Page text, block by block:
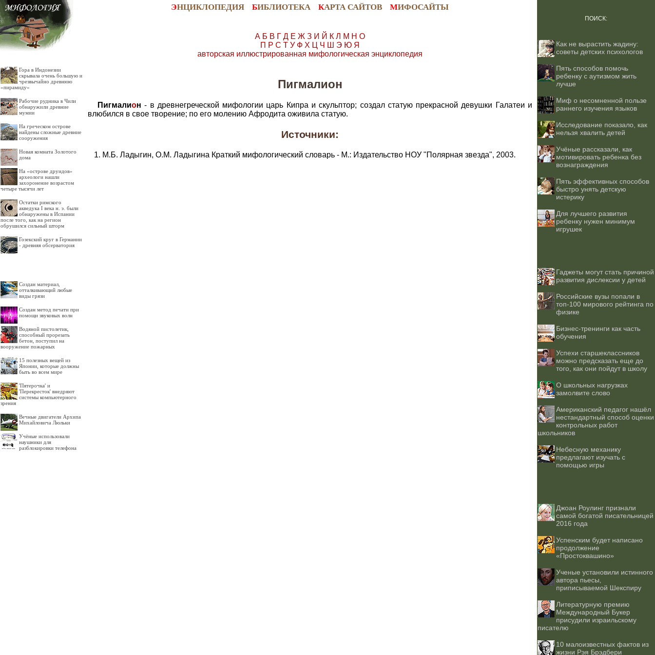
ЭНЦИКЛОПЕДИЯ БИБЛИОТЕКА КАРТА САЙТОВ МИФОСАЙТЫ
Гора в Индонезии
скрывала очень большую и
чрезвычайно древнюю
«пирамиду»
Рабочие рудника в Чили
обнаружили древние
мумии
На греческом острове
найдены сложные древние
сооружения
Новая комната Золотого
дома
На «острове друидов»
археологи нашли
захоронение возрастом
четыре тысячи лет
Остатки римского
акведука I века н. э. были
обнаружены в Испании
после того, как на регион
обрушился сильный шторм
Гозекский круг в Германии
- древняя обсерватория
Создан материал,
отталкивающий любые
виды грязи
Создан метод печати при
помощи звуковых волн
Водяной пистолетик,
способный прорезать
бетон, поступил на
вооружение пожарных
15 полезных вещей из
Японии, которые должны
быть во всем мире
'Пятерочка' и
'Перекресток' внедряют
системы компьютерного
зрения
Вечные двигатели Архипа
Михайловича Люльки
Учёные использовали
наушники для
разблокировки телефона
А Б В Г Д Е Ж З И Й К Л М Н О
П Р С Т У Ф Х Ц Ч Ш Э Ю Я
авторская иллюстрированная мифологическая энциклопедия
Пигмалион
Пигмалион - в древнегреческой мифологии царь Кипра и скульптор; создал статую прекрасной девушки Галатеи и
влюбился в свое творение; по его молению Афродита оживила статую.
Источники:
М.Б. Ладыгин, О.М. Ладыгина Краткий мифологический словарь - М.: Издательство НОУ "Полярная звезда", 2003.
ПОИСК:
Как не вырастить жадину:
советы детских психологов
Пять способов помочь
ребенку с аутизмом жить
лучше
Миф о несомненной пользе
раннего изучения языков
Исследование показало, как
нельзя хвалить детей
Учёные рассказали, как
мотивировать ребенка без
вознаграждения
Пять эффективных способов
быстро унять детскую
истерику
Для лучшего развития
ребенку нужен минимум
игрушек
Гаджеты могут стать причиной
развития дислексии у детей
Российские вузы попали в
топ-100 мирового рейтинга по
физике
Бизнес-тренинги как часть
обучения
Успехи старшеклассников
можно предсказать еще до
того, как они пойдут в школу
О школьных нагрузках
замолвите слово
Американский педагог нашёл
нестандартный способ оценки
контрольных работ
школьников
Небесную механику
предлагают изучать с
помощью игры
Джоан Роулинг признали
самой богатой писательницей
2016 года
Успенским будет написано
продолжение
«Простоквашино»
Ученые установили истинного
автора пьесы,
приписываемой Шекспиру
Литературную премию
Международный Букер
присудили израильскому
писателю
10 малоизвестных фактов из
жизни Рэя Брэдбери